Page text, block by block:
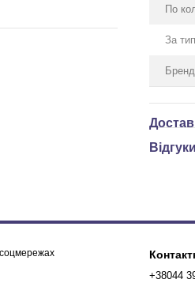
По
За
Бренд
Відгуки
+38044